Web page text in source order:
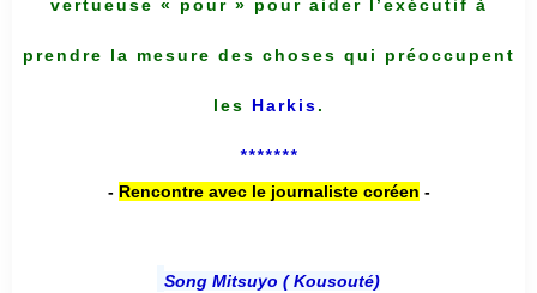
vertueuse « pour » pour aider l’exécutif à
prendre la mesure des choses qui préoccupent
les Harkis.
*******
- Rencontre avec le journaliste coréen -
Song Mitsuyo ( Kousouté)